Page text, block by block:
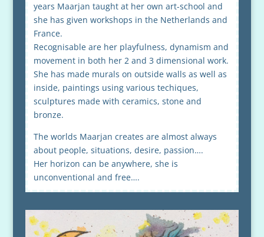
years Maarjan taught at her own art-school and
she has given workshops in the Netherlands and
France.
Recognisable are her playfulness, dynamism and
movement in both her 2 and 3 dimensional work.
She has made murals on outside walls as well as
inside, paintings using various techiques,
sculptures made with ceramics, stone and
bronze.
The worlds Maarjan creates are almost always
about people, situations, desire, passion….
Her horizon can be anywhere, she is
unconventional and free….